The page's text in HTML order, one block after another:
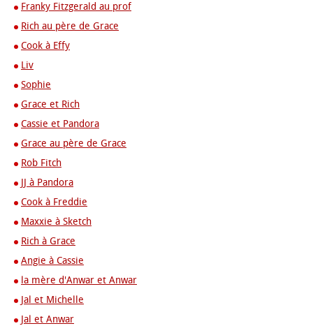
Franky Fitzgerald au prof
Rich au père de Grace
Cook à Effy
Liv
Sophie
Grace et Rich
Cassie et Pandora
Grace au père de Grace
Rob Fitch
JJ à Pandora
Cook à Freddie
Maxxie à Sketch
Rich à Grace
Angie à Cassie
la mère d'Anwar et Anwar
Jal et Michelle
Jal et Anwar